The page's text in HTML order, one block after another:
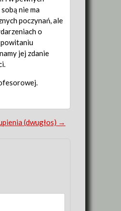
nie ma
poczynań, ale
o
powitaniu
jej zdanie
(dwugłos) →